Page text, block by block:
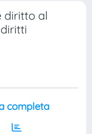
diritto al
completa